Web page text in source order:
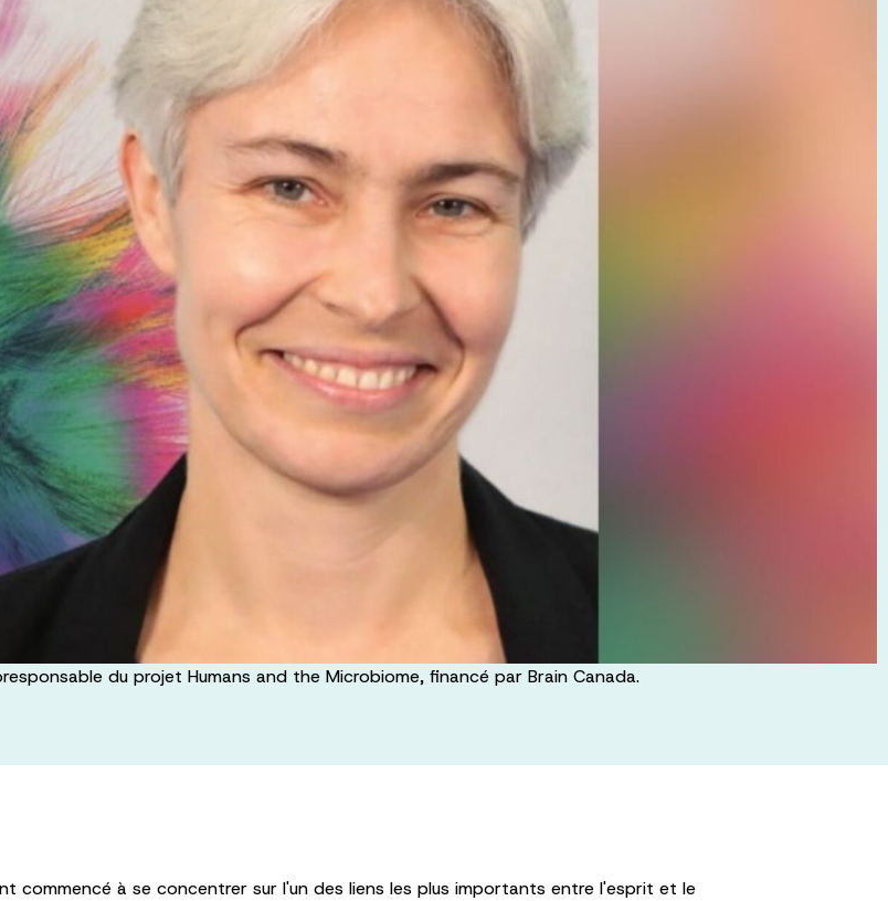
du projet Humans and the Microbiome, financé par Brain Canada.
commencé à se concentrer sur l'un des liens les plus importants entre l'esprit et le